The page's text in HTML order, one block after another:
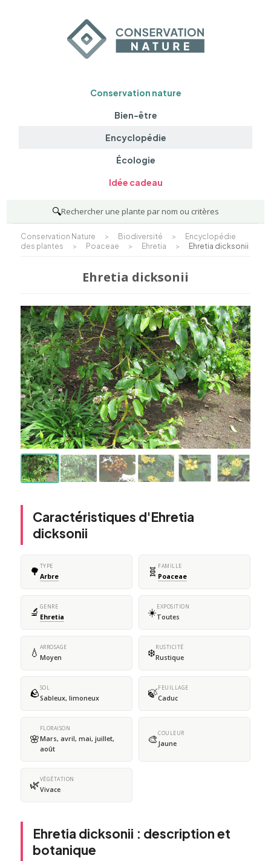
Conservation nature
Bien-être
Encyclopédie
Écologie
Idée cadeau
🔍Rechercher une plante par nom ou critères
Conservation Nature > Biodiversité >
Encyclopédie
des plantes
> Poaceae > Ehretia > Ehretia dicksonii
Ehretia dicksonii
Caractéristiques d'Ehretia
dicksonii
🌳 TYPE
Arbre 🧬 FAMILLE
Poaceae
🔬 GENRE
Ehretia ☀️EXPOSITION
Toutes
💧 ARROSAGE
Moyen ❄️RUSTICITÉ
Rustique
🪨SOL
Sableux, limoneux 🍃FEUILLAGE
Caduc
🌸
FLORAISON
Mars, avril, mai, juillet,
août
🎨COULEUR
Jaune
🌿VÉGÉTATION
Vivace
Ehretia dicksonii : description et
botanique